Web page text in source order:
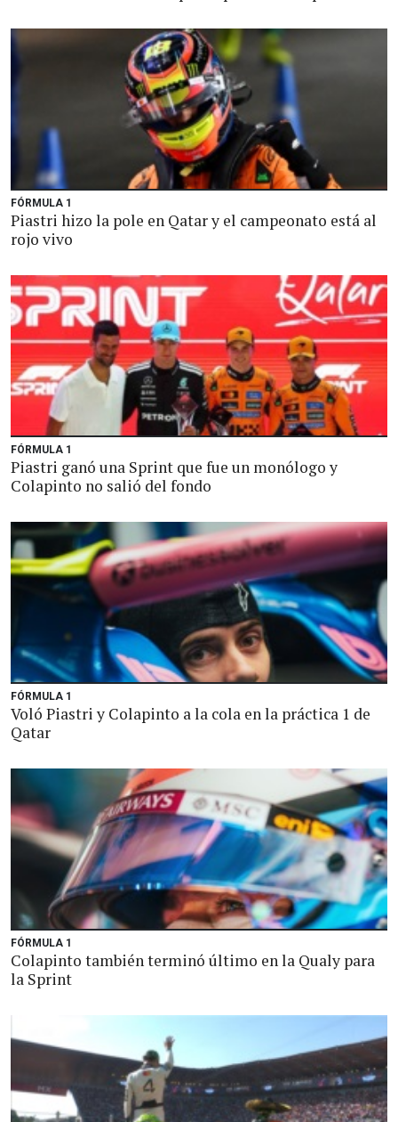
FÓRMULA 1
Piastri hizo la pole en Qatar y el campeonato está al
rojo vivo
FÓRMULA 1
Piastri ganó una Sprint que fue un monólogo y
Colapinto no salió del fondo
FÓRMULA 1
Voló Piastri y Colapinto a la cola en la práctica 1 de
Qatar
FÓRMULA 1
Colapinto también terminó último en la Qualy para
la Sprint